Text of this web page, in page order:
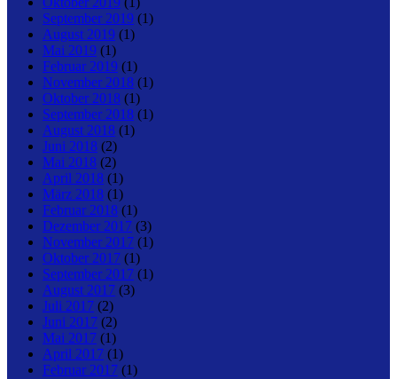
September 2019 (1)
August 2019 (1)
Mai 2019 (1)
Februar 2019 (1)
November 2018 (1)
Oktober 2018 (1)
September 2018 (1)
August 2018 (1)
Juni 2018 (2)
Mai 2018 (2)
April 2018 (1)
März 2018 (1)
Februar 2018 (1)
Dezember 2017 (3)
November 2017 (1)
Oktober 2017 (1)
September 2017 (1)
August 2017 (3)
Juli 2017 (2)
Juni 2017 (2)
Mai 2017 (1)
April 2017 (1)
Februar 2017 (1)